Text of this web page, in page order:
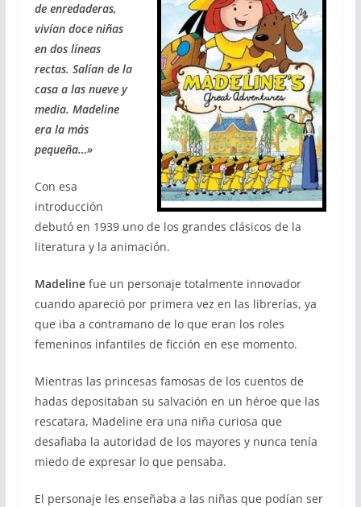
de enredaderas,
vivían doce niñas
en dos líneas
rectas. Salían de la
casa a las nueve y
media. Madeline
era la más
pequeña…»
Con esa
introducción
debutó en 1939 uno de los grandes clásicos de la
literatura y la animación.
Madelinefue un personaje totalmente innovador
cuando apareció por primera vez en las librerías, ya
que iba a contramano de lo que eran los roles
femeninos infantiles de ficción en ese momento.
Mientras las princesas famosas de los cuentos de
hadas depositaban su salvación en un héroe que las
rescatara, Madeline era una niña curiosa que
desafiaba la autoridad de los mayores y nunca tenía
miedo de expresar lo que pensaba.
El personaje les enseñaba a las niñas que podían ser